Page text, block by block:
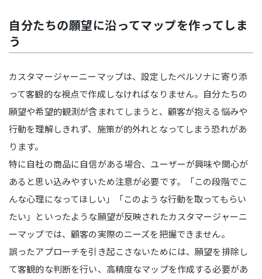
自分たちの願望に沿ってマップを作ってしま
う
カスタマージャーニーマップは、設定したペルソナに寄り添
って客観的な視点で作成しなければなりません。自分たちの
願望や希望的観測が含まれてしまうと、顧客が抱える悩みや
行動を理解しきれず、施策が的外れとなってしまう恐れがあ
ります。
特に自社の商品に自信がある場合、ユーザーが興味や関心が
あると思い込みやすいため注意が必要です。「この段階でこ
んな心理になってほしい」「このような行動を取ってもらい
たい」といったような願望が反映されたカスタマージャーニ
ーマップでは、顧客の実際のニーズを把握できません。
誤ったアプローチを引き起こさないためには、願望を排除し
て客観的な判断を行い、高精度なマップを作成する必要があ